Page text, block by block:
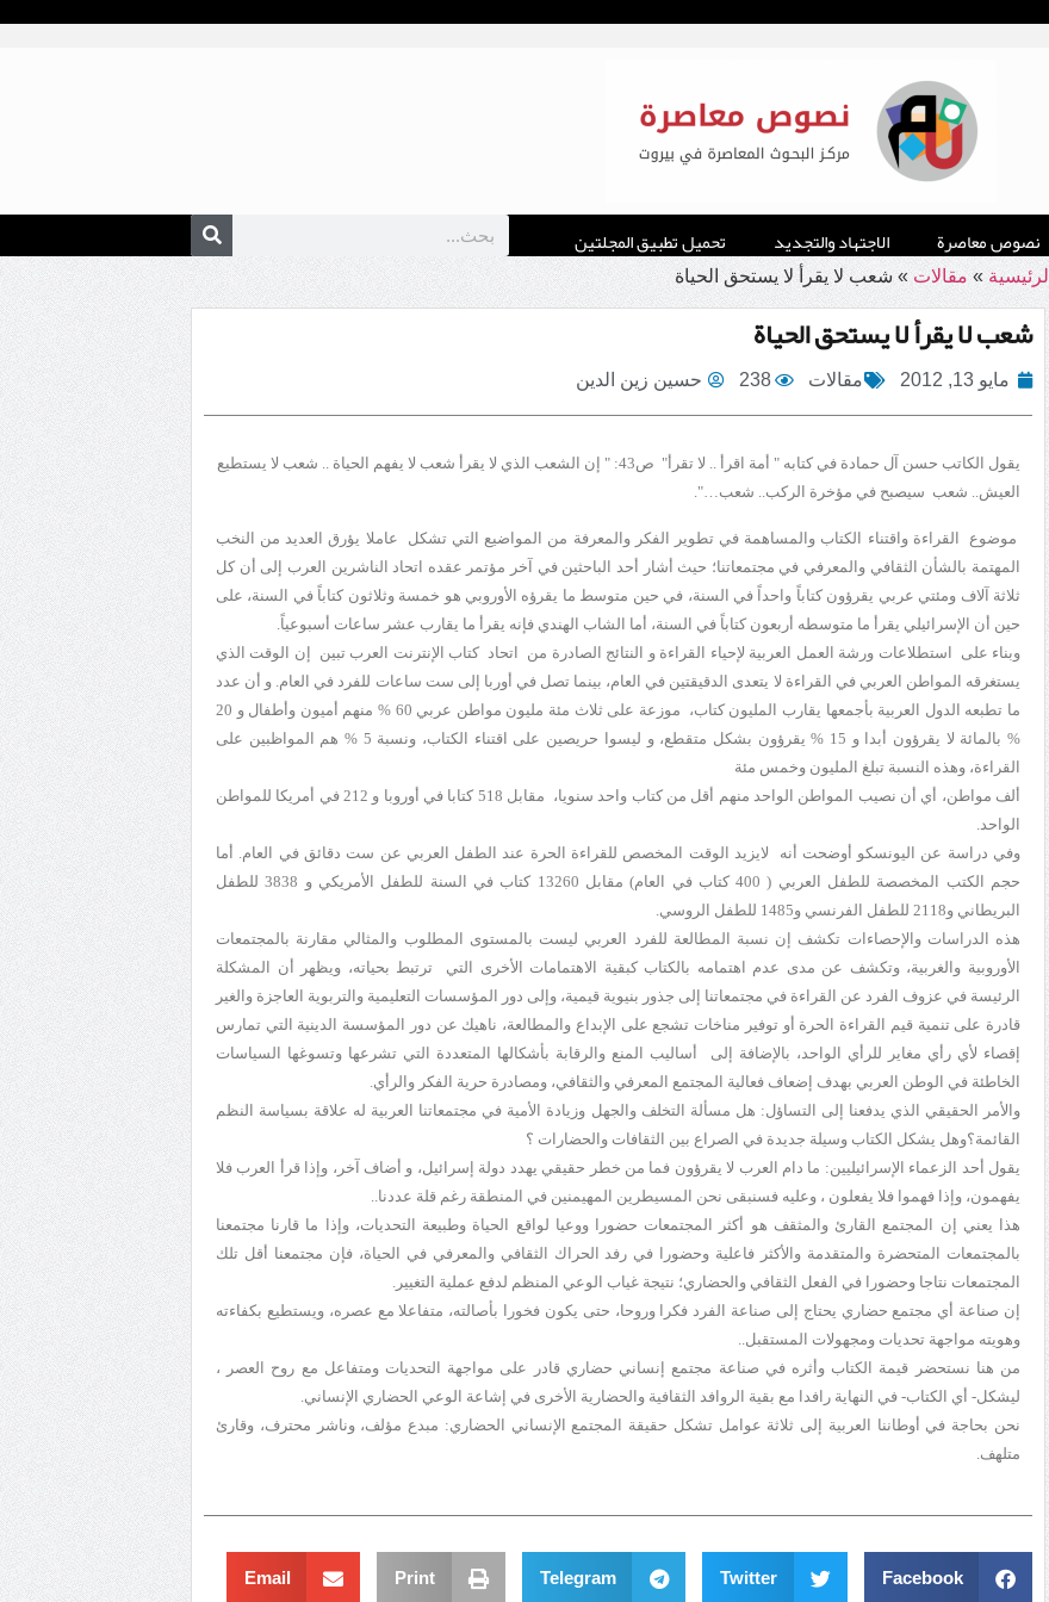
نصوص معاصرة الاجتهاد والتجديد تحميل تطبيق المجلتين
الرئيسية » مقالات»شعب لا يقرأ لا يستحق الحياة
شعب لا يقرأ لا يستحق الحياة
مايو 13, 2012 مقالات 238 حسين زين الدين
يقول الكاتب حسن آل حمادة في كتابه " أمة اقرأ .. لا تقرأ" ص43: " إن الشعب الذي لا يقرأ شعب لا يفهم الحياة .. شعب لا يستطيع
العيش.. شعب سيصبح في مؤخرة الركب.. شعب…".
موضوع القراءة واقتناء الكتاب والمساهمة في تطوير الفكر والمعرفة من المواضيع التي تشكل عاملا يؤرق العديد من النخب
المهتمة بالشأن الثقافي والمعرفي في مجتمعاتنا؛ حيث أشار أحد الباحثين في آخر مؤتمر عقده اتحاد الناشرين العرب إلى أن كل
ثلاثة آلاف ومئتي عربي يقرؤون كتاباً واحداً في السنة، في حين متوسط ما يقرؤه الأوروبي هو خمسة وثلاثون كتاباً في السنة، على
حين أن الإسرائيلي يقرأ ما متوسطه أربعون كتاباً في السنة، أما الشاب الهندي فإنه يقرأ ما يقارب عشر ساعات أسبوعياً.
وبناء على استطلاعات ورشة العمل العربية لإحياء القراءة و النتائج الصادرة من اتحاد كتاب الإنترنت العرب تبين إن الوقت الذي
يستغرقه المواطن العربي في القراءة لا يتعدى الدقيقتين في العام، بينما تصل في أوربا إلى ست ساعات للفرد في العام. و أن عدد
ما تطبعه الدول العربية بأجمعها يقارب المليون كتاب، موزعة على ثلاث مئة مليون مواطن عربي 60 % منهم أميون وأطفال و 20
% بالمائة لا يقرؤون أبدا و 15 % يقرؤون بشكل متقطع، و ليسوا حريصين على اقتناء الكتاب، ونسبة 5 % هم المواظبين على
القراءة، وهذه النسبة تبلغ المليون وخمس مئة
ألف مواطن، أي أن نصيب المواطن الواحد منهم أقل من كتاب واحد سنويا، مقابل 518 كتابا في أوروبا و 212 في أمريكا للمواطن
الواحد.
وفي دراسة عن اليونسكو أوضحت أنه لايزيد الوقت المخصص للقراءة الحرة عند الطفل العربي عن ست دقائق في العام. أما
حجم الكتب المخصصة للطفل العربي ( 400 كتاب في العام) مقابل 13260 كتاب في السنة للطفل الأمريكي و 3838 للطفل
البريطاني و2118 للطفل الفرنسي و1485 للطفل الروسي.
هذه الدراسات والإحصاءات تكشف إن نسبة المطالعة للفرد العربي ليست بالمستوى المطلوب والمثالي مقارنة بالمجتمعات
الأوروبية والغربية، وتكشف عن مدى عدم اهتمامه بالكتاب كبقية الاهتمامات الأخرى التي ترتبط بحياته، ويظهر أن المشكلة
الرئيسة في عزوف الفرد عن القراءة في مجتمعاتنا إلى جذور بنيوية قيمية، وإلى دور المؤسسات التعليمية والتربوية العاجزة والغير
قادرة على تنمية قيم القراءة الحرة أو توفير مناخات تشجع على الإبداع والمطالعة، ناهيك عن دور المؤسسة الدينية التي تمارس
إقصاء لأي رأي مغاير للرأي الواحد، بالإضافة إلى أساليب المنع والرقابة بأشكالها المتعددة التي تشرعها وتسوغها السياسات
الخاطئة في الوطن العربي بهدف إضعاف فعالية المجتمع المعرفي والثقافي، ومصادرة حرية الفكر والرأي.
والأمر الحقيقي الذي يدفعنا إلى التساؤل: هل مسألة التخلف والجهل وزيادة الأمية في مجتمعاتنا العربية له علاقة بسياسة النظم
القائمة؟وهل يشكل الكتاب وسيلة جديدة في الصراع بين الثقافات والحضارات ؟
يقول أحد الزعماء الإسرائيليين: ما دام العرب لا يقرؤون فما من خطر حقيقي يهدد دولة إسرائيل، و أضاف آخر، وإذا قرأ العرب فلا
يفهمون، وإذا فهموا فلا يفعلون ، وعليه فسنبقى نحن المسيطرين المهيمنين في المنطقة رغم قلة عددنا..
هذا يعني إن المجتمع القارئ والمثقف هو أكثر المجتمعات حضورا ووعيا لواقع الحياة وطبيعة التحديات، وإذا ما قارنا مجتمعنا
بالمجتمعات المتحضرة والمتقدمة والأكثر فاعلية وحضورا في رفد الحراك الثقافي والمعرفي في الحياة، فإن مجتمعنا أقل تلك
المجتمعات نتاجا وحضورا في الفعل الثقافي والحضاري؛ نتيجة غياب الوعي المنظم لدفع عملية التغيير.
إن صناعة أي مجتمع حضاري يحتاج إلى صناعة الفرد فكرا وروحا، حتى يكون فخورا بأصالته، متفاعلا مع عصره، ويستطيع بكفاءته
وهويته مواجهة تحديات ومجهولات المستقبل..
من هنا نستحضر قيمة الكتاب وأثره في صناعة مجتمع إنساني حضاري قادر على مواجهة التحديات ومتفاعل مع روح العصر ،
ليشكل- أي الكتاب- في النهاية رافدا مع بقية الروافد الثقافية والحضارية الأخرى في إشاعة الوعي الحضاري الإنساني.
نحن بحاجة في أوطاننا العربية إلى ثلاثة عوامل تشكل حقيقة المجتمع الإنساني الحضاري: مبدع مؤلف، وناشر محترف، وقارئ
متلهف.
Facebook
Twitter
Telegram
Print
Email